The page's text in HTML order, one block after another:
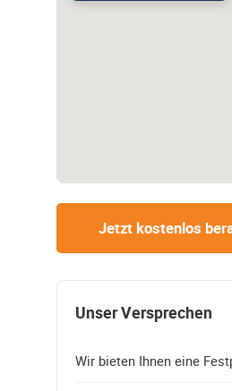
Jetzt kostenlos
Unser Versprechen
Wir bieten Ihnen eine